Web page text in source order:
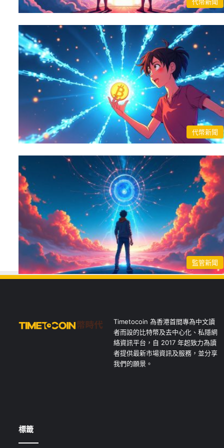
代幣新聞
監管新聞
Timetocoin 為香港首間專為中文讀
者而設的比特幣及去中心化、私隱網
絡資訊平台，自 2017 年起致力為讀
者提供最新市場資訊及服務，並分享
我們的願景。
標籤